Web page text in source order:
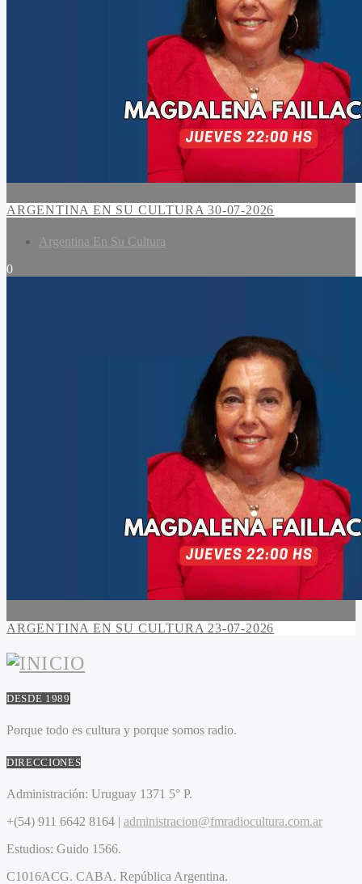
ARGENTINA EN SU CULTURA 30-07-2026
Argentina En Su Cultura
0
ARGENTINA EN SU CULTURA 23-07-2026
DESDE 1989
Porque todo es cultura y porque somos radio.
DIRECCIONES
Administración: Uruguay 1371 5° P.
+(54) 911 6642 8164 | administracion@fmradiocultura.com.ar
Estudios: Guido 1566.
C1016ACG. CABA. República Argentina.